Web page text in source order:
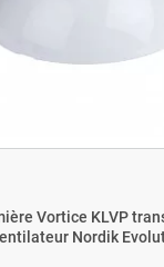
Vortice KLVP
Nordik